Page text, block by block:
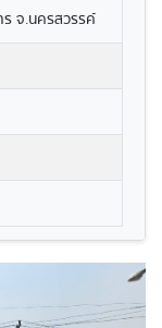
จ.นครสวรรค์